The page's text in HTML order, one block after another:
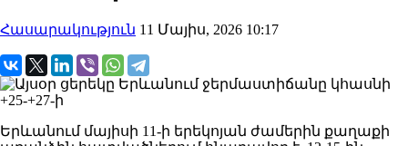
Հասարակություն 11 Մայիս, 2026 10:17
Երևանում մայիսի 11-ի երեկոյան ժամերին քաղաքի